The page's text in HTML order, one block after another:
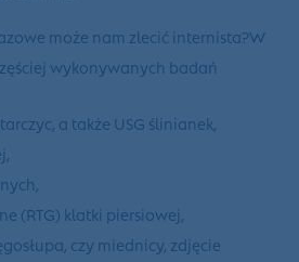
może nam zlecić internista?W
wykonywanych badań
a także USG ślinianek,
(RTG) klatki piersiowej,
czy miednicy, zdjęcie